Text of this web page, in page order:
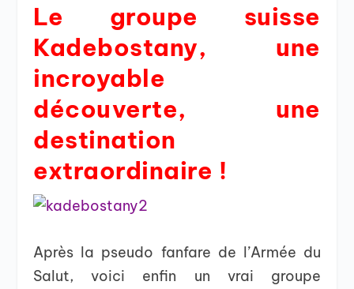
Le groupe suisse
Kadebostany, une
incroyable
découverte, une
destination
extraordinaire !
Après la pseudo fanfare de l’Armée du
Salut, voici enfin un vrai groupe